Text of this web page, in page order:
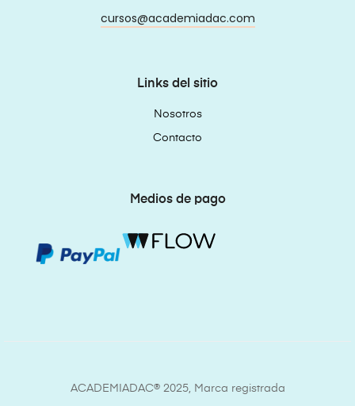
cursos@academiadac.com
Links del sitio
Nosotros
Contacto
Medios de pago
ACADEMIADAC® 2025, Marca registrada